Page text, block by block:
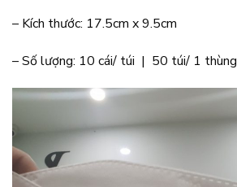
– Kích thước: 17.5cm x 9.5cm
– Số lượng: 10 cái/ túi | 50 túi/ 1 thùng